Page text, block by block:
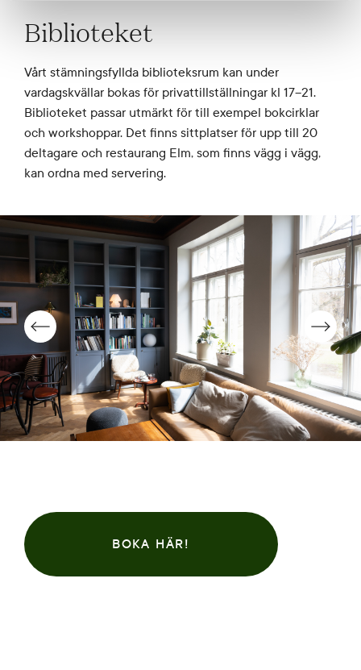
Biblioteket
Vårt stämningsfyllda biblioteksrum kan under
vardagskvällar bokas för privattillställningar kl 17–21.
Biblioteket passar utmärkt för till exempel bokcirklar
och workshoppar. Det finns sittplatser för upp till 20
deltagare och restaurang Elm, som finns vägg i vägg,
kan ordna med servering.
BOKA HÄR!